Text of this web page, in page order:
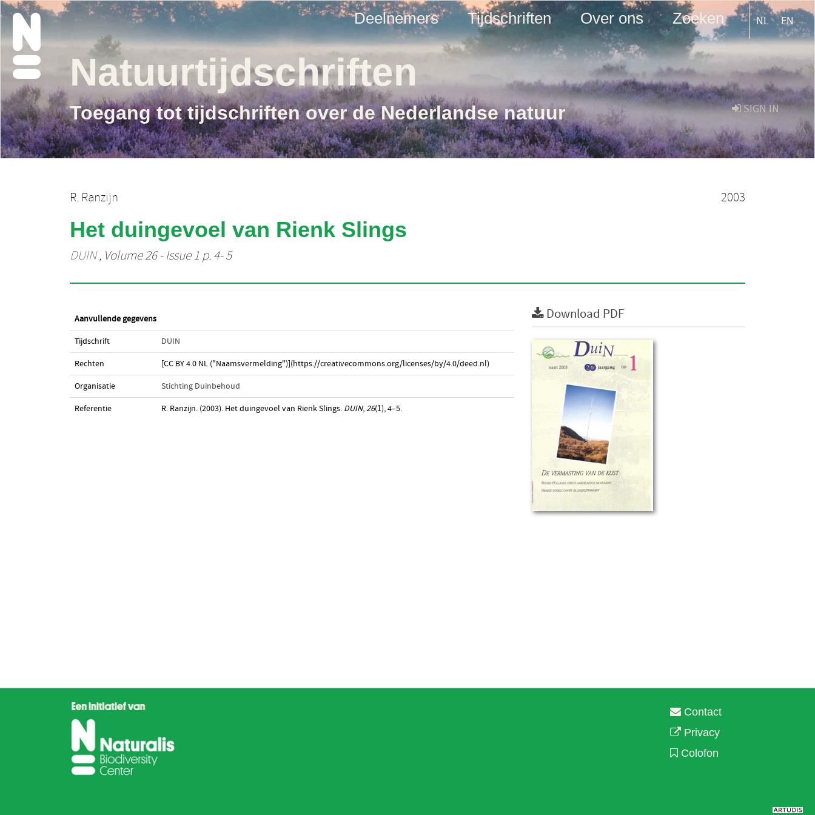
Deelnemers Tijdschriften Over ons Zoeken NL EN
SIGN IN
Natuurtijdschriften
Toegang tot tijdschriften over de Nederlandse natuur
R. Ranzijn 2003
Het duingevoel van Rienk Slings
DUIN, Volume 26 - Issue 1 p. 4- 5
Aanvullende gegevens
Tijdschrift DUIN
Rechten [CC BY 4.0 NL ("Naamsvermelding")](https://creativecommons.org/licenses/by/4.0/deed.nl)
Organisatie Stichting Duinbehoud
Referentie R. Ranzijn. (2003). Het duingevoel van Rienk Slings. DUIN,26(1), 4–5.
Download PDF
Contact
Privacy
Colofon